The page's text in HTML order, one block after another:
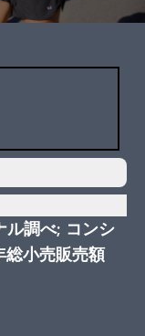
ル調べ; コンシ
総小売販売額